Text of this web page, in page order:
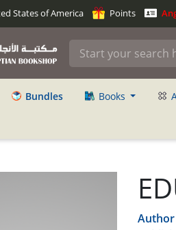
States of America Points
Bundles Books
Author